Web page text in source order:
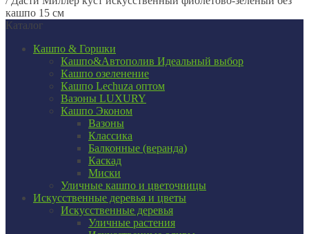
кашпо 15 см
Каталог
Кашпо & Горшки
Кашпо&Автополив Идеальный выбор
Кашпо озеленение
Кашпо Lechuza оптом
Вазоны LUXURY
Кашпо Эконом
Вазоны
Классика
Балконные (веранда)
Каскад
Миски
Уличные кашпо и цветочницы
Искусственные деревья и цветы
Искусственные деревья
Уличные растения